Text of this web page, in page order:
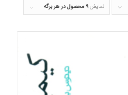
نمایش۹ محصول در هر برگه